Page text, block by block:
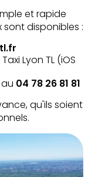
et rapide
sont disponibles :
Lyon TL (iOS
04 78 26 81 81
qu'ils soient